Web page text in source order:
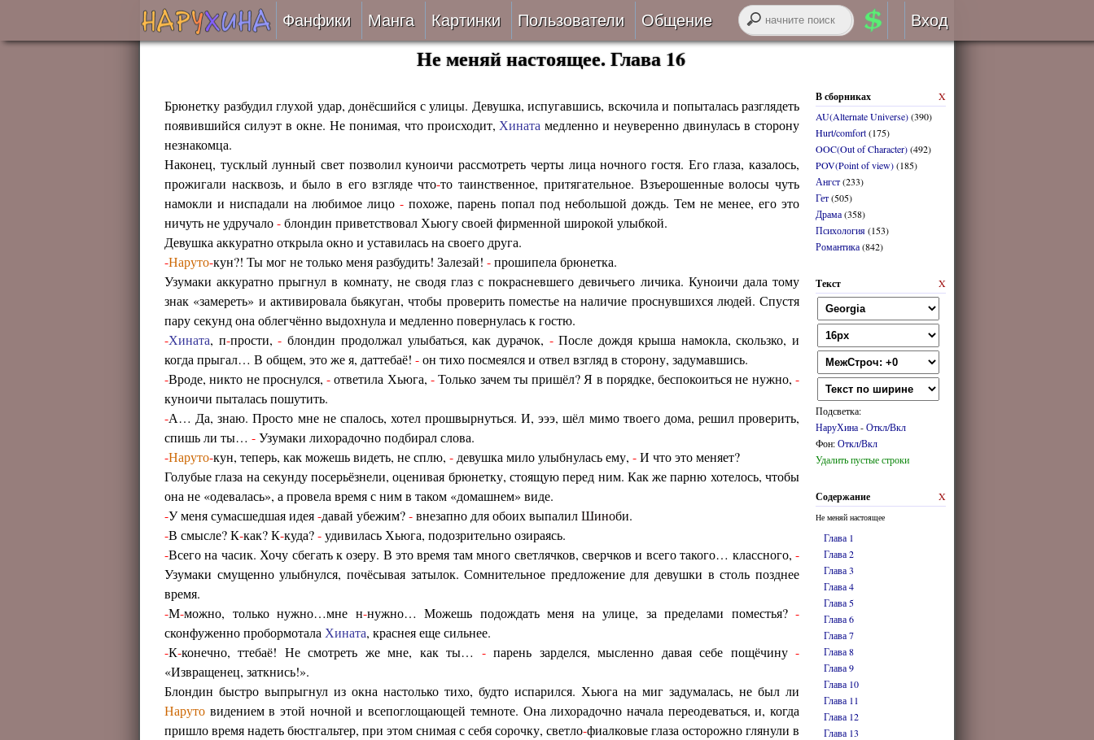
Фанфики
Сборники
Рецензии
На проверке
Отправить
Манга Картинки Пользователи
Авторы
Все
VIP
Онлайн
За 24 часа
Общение
Блог
Лента RSS
Вход
Авторизация
войти через
регистрация
забыли логин или пароль?
Не меняй настоящее. Глава 16
X
В сборниках
AU(Alternate Universe)(390)
Hurt/comfort(175)
OOC(Out of Character)(492)
POV(Point of view)(185)
Ангст(233)
Гет(505)
Драма(358)
Психология(153)
Романтика(842)
X
Текст
Подсветка:
НаруХина-Откл/Вкл
Фон:Откл/Вкл
Удалить пустые строки
X
Содержание
Не меняй настоящее
Глава 1
Глава 2
Глава 3
Глава 4
Глава 5
Глава 6
Глава 7
Глава 8
Глава 9
Глава 10
Глава 11
Глава 12
Глава 13
Брюнетку разбудил глухой удар, донёсшийся с улицы. Девушка, испугавшись, вскочила и попыталась разглядеть
появившийся силуэт в окне. Не понимая, что происходит, Хината медленно и неуверенно двинулась в сторону
незнакомца.
Наконец, тусклый лунный свет позволил куноичи рассмотреть черты лица ночного гостя. Его глаза, казалось,
прожигали насквозь, и было в его взгляде что-то таинственное, притягательное. Взъерошенные волосы чуть
намокли и ниспадали на любимое лицо- похоже, парень попал под небольшой дождь. Тем не менее, его это
ничуть не удручало-блондин приветствовал Хьюгу своей фирменной широкой улыбкой.
Девушка аккуратно открыла окно и уставилась на своего друга.
-Наруто-кун?! Ты мог не только меня разбудить! Залезай! -прошипела брюнетка.
Узумаки аккуратно прыгнул в комнату, не сводя глаз с покрасневшего девичьего личика. Куноичи дала тому
знак «замереть» и активировала бьякуган, чтобы проверить поместье на наличие проснувшихся людей. Спустя
пару секунд она облегчённо выдохнула и медленно повернулась к гостю.
-Хината, п-прости,- блондин продолжал улыбаться, как дурачок, -После дождя крыша намокла, скользко, и
когда прыгал… В общем, это же я, даттебаё! -он тихо посмеялся и отвел взгляд в сторону, задумавшись.
-Вроде, никто не проснулся,-ответила Хьюга, -Только зачем ты пришёл? Я в порядке, беспокоиться не нужно,-
куноичи пыталась пошутить.
-А… Да, знаю. Просто мне не спалось, хотел прошвырнуться. И, эээ, шёл мимо твоего дома, решил проверить,
спишь ли ты… -Узумаки лихорадочно подбирал слова.
-Наруто-кун, теперь, как можешь видеть, не сплю, - девушка мило улыбнулась ему, -И что это меняет?
Голубые глаза на секунду посерьёзнели, оценивая брюнетку, стоящую перед ним. Как же парню хотелось, чтобы
она не «одевалась», а провела время с ним в таком «домашнем» виде.
-У меня сумасшедшая идея-давай убежим?-внезапно для обоих выпалилШиноби.
-В смысле? К-как? К-куда?-удивилась Хьюга, подозрительно озираясь.
-Всего на часик. Хочу сбегать к озеру. В это время там много светлячков, сверчков и всего такого… классного, -
Узумаки смущенно улыбнулся, почёсывая затылок. Сомнительное предложение для девушки в столь позднее
время.
-М-можно, только нужно…мне н-нужно… Можешь подождать меня на улице, за пределами поместья? -
сконфуженно пробормотала Хината, краснея еще сильнее.
-К-конечно, ттебаё! Не смотреть же мне, как ты… -парень зарделся, мысленно давая себе пощёчину-
«Извращенец, заткнись!».
Блондин быстро выпрыгнул из окна настолько тихо, будто испарился. Хьюга на миг задумалась, не был ли
Наруто видением в этой ночной и всепоглощающей темноте. Она лихорадочно начала переодеваться, и, когда
пришло время надеть бюстгальтер, при этом снимая с себя сорочку, светло-фиалковые глаза осторожно глянули в